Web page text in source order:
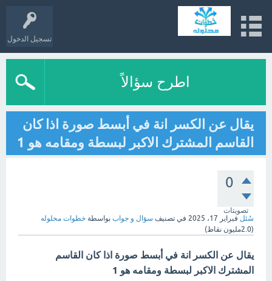
تسجيل الدخول
اطرح سؤالاً
يقال عن الكسر انة في أبسط صورة اذا كان
القاسم المشترك الاكبر لبسطة ومقامه هو 1
0
تصويتات
سُئل فبراير 17، 2025 في تصنيف سؤال و جواب بواسطة خطوات محلوله
(2.0مليون نقاط)
يقال عن الكسر انة في أبسط صورة اذا كان القاسم
المشترك الاكبر لبسطة ومقامه هو 1